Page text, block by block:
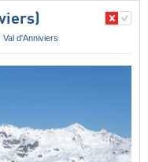
Val d'Anniviers